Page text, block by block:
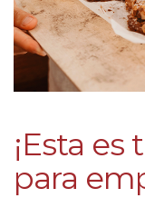
¡Esta
para